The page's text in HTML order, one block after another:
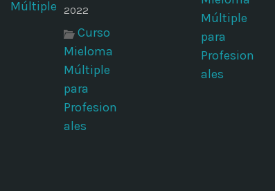
2022
Curso
Mieloma
Múltiple
para
Profesion
ales
Múltiple
para
Profesion
ales